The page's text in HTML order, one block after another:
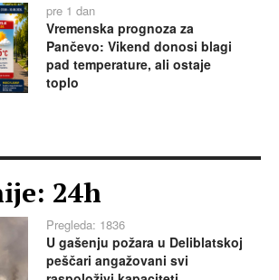
pre 1 dan
Vremenska prognoza za
Pančevo: Vikend donosi blagi
pad temperature, ali ostaje
toplo
24h
Pregleda: 1836
U gašenju požara u Deliblatskoj
peščari angažovani svi